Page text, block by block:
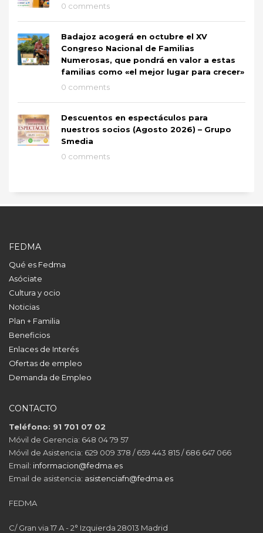
0 comments
Badajoz acogerá en octubre el XV
Congreso Nacional de Familias
Numerosas, que pondrá en valor a estas
familias como «el mejor lugar para crecer»
0 comments
Descuentos en espectáculos para
nuestros socios (Agosto 2026) – Grupo
Smedia
0 comments
FEDMA
Qué es Fedma
Asóciate
Cultura y ocio
Noticias
Plan + Familia
Beneficios
Enlaces de Interés
Ofertas de empleo
Demanda de Empleo
CONTACTO
Teléfono: 91 701 07 02
Móvil de Gerencia: 648 04 79 57
Móvil de Asistencia: 629 009 378 / 659 443 815 / 686 647 066
Email: informacion@fedma.es
Email de asistencia: asistenciafn@fedma.es
FEDMA
C/ Gran via 17 A - 2° Izquierda 28013 Madrid